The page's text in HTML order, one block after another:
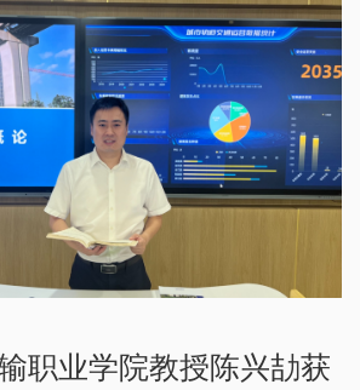
职业学院教授陈兴劼获